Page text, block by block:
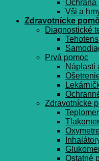
Ochrana
Vši a
Zdravotnícke
Diagnostické
Prvá pomoc
Náplasti
Zdravotnícke
Ostatné